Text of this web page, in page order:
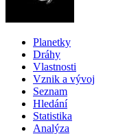
Planetky
Dráhy
Vlastnosti
Vznik a vývoj
Seznam
Hledání
Statistika
Analýza